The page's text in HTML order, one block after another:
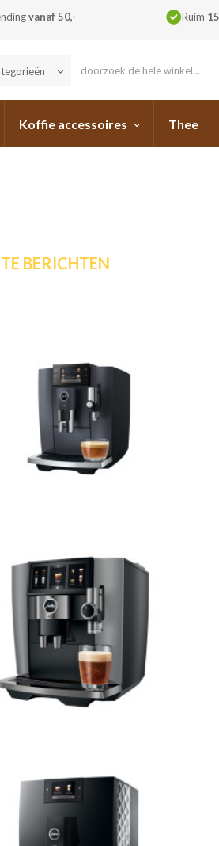
vanaf 50,- Ruim
keyboard_arrow_down
Koffie accessoires Thee
SLIMSTE
dé nieuwe
van
het
ONTDEK DE JURA C9
Volle en luchtig-lichte
één druk op de knop De
combineert professionele
BERICHTEN